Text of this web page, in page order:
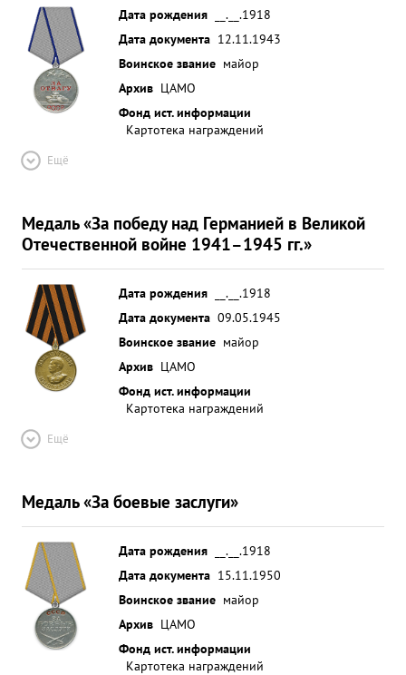
Дата рождения
__.__.1918
Дата документа 12.11.1943
Воинское звание майор
Архив ЦАМО
Фонд ист. информации
Картотека награждений
Ещё
Медаль «За победу над Германией в Великой
Отечественной войне 1941–1945 гг.»
Дата рождения
__.__.1918
Дата документа 09.05.1945
Воинское звание майор
Архив ЦАМО
Фонд ист. информации
Картотека награждений
Ещё
Медаль «За боевые заслуги»
Дата рождения
__.__.1918
Дата документа 15.11.1950
Воинское звание майор
Архив ЦАМО
Фонд ист. информации
Картотека награждений